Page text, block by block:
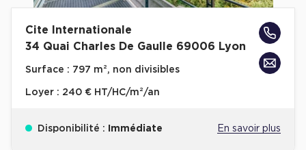
Cite Internationale
34 Quai Charles De Gaulle 69006 Lyon
Surface : 797 m², non divisibles
Loyer : 240 € HT/HC/m²/an
Disponibilité : Immédiate En savoir plus